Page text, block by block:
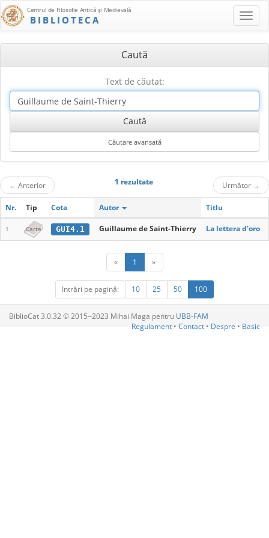
Centrul de Filosofie Antică şi Medievală
BIBLIOTECA
Caută
Text de căutat:
← Anterior 1 rezultate Următor →
Nr. Tip Cota Autor Titlu
1 Carte GUI4.1 Guillaume de Saint-Thierry La lettera d'oro
« 1 »
Intrări pe pagină: 10 25 50 100
BiblioCat 3.0.32 © 2015‒2023 Mihai Maga pentru UBB-FAM
Regulament • Contact • Despre • Basic